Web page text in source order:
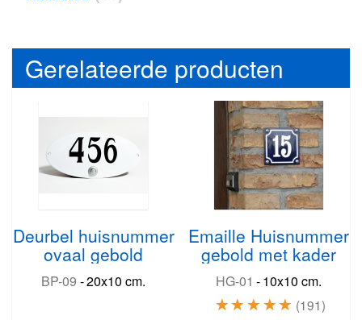
Gerelateerde producten
Deurbel huisnummer
ovaal gebold
BP-09 -20x10 cm.
Emaille Huisnummer
gebold met kader
HG-01 -10x10 cm.
191